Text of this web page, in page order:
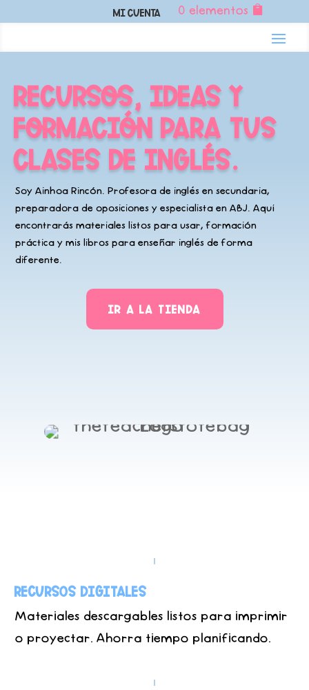
Mi Cuenta 0 elementos
RECURSOS, IDEAS Y
FORMACIÓN PARA TUS
CLASES DEINGLÉS.
SoyAinhoa Rincón. Profesora de inglés en secundaria,
preparadora de oposiciones y especialista en ABJ. Aquí
encontrarás materiales listos para usar, formación
práctica y mis libros para enseñar inglés de forma
diferente.
IR A LA TIENDA
Recursos Digitales
Materiales descargables listos para imprimir
o proyectar. Ahorra tiempo planificando.